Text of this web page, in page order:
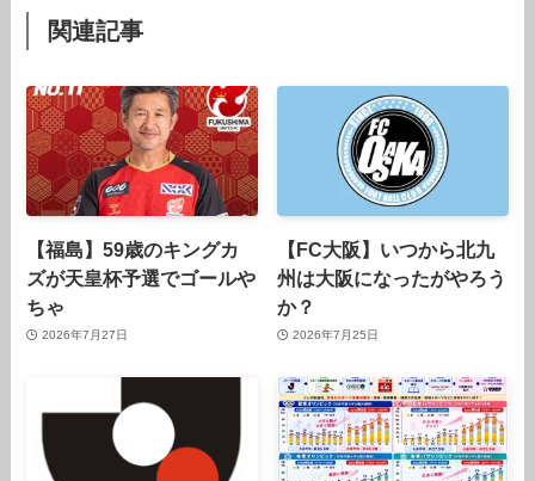
関連記事
【福島】59歳のキングカ
ズが天皇杯予選でゴールや
ちゃ
2026年7月27日
【FC大阪】いつから北九
州は大阪になったがやろう
か？
2026年7月25日